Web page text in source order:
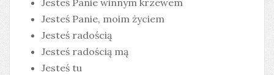
Jesteś Panie winnym krzewem
Jesteś Panie, moim życiem
Jesteś radością
Jesteś radością mą
Jesteś tu